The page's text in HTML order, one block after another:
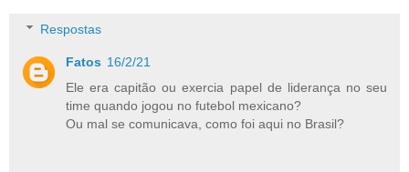
Respostas
Fatos 16/2/21
Ele era capitão ou exercia papel de liderança no seu
time quando jogou no futebol mexicano?
Ou mal se comunicava, como foi aqui no Brasil?